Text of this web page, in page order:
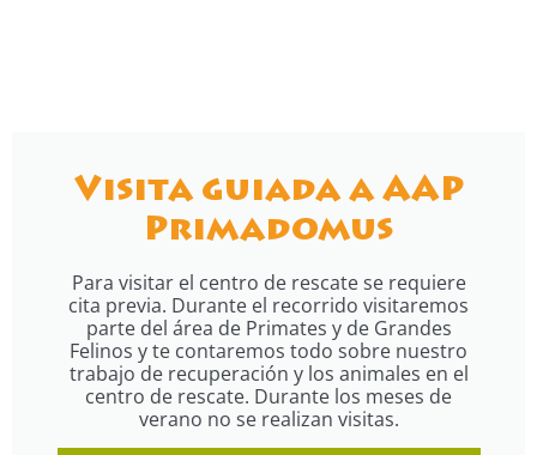
Visita guiada a AAP
Primadomus
Para visitar el centro de rescate se requiere
cita previa. Durante el recorrido visitaremos
parte del área de Primates y de Grandes
Felinos y te contaremos todo sobre nuestro
trabajo de recuperación y los animales en el
centro de rescate. Durante los meses de
verano no se realizan visitas.